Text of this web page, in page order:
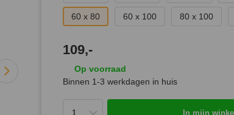
60 x 80 60 x 100 80 x 100
109,-
Op voorraad
Binnen 1-3 werkdagen in huis
In mijn